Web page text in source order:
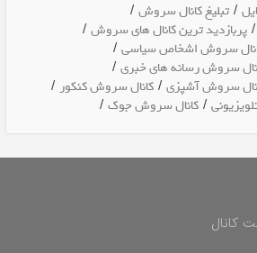
/تبلیغ کانال سروش /
/پربازدید ترین کانال های سروش /
سروش اشخاص سیاسی /
سروش رسانه های خبری /
سروش آشپزی /کانال سروش کنکور /
/کانال سروش جوک /
کانال